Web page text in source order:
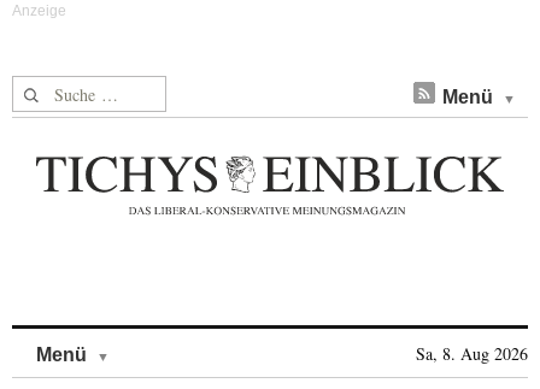
Suche nach: Menü
Menü Sa, 8. Aug 2026